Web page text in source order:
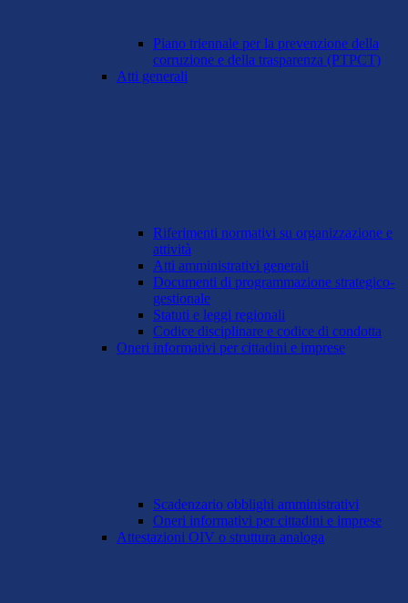
Piano triennale per la prevenzione della
corruzione e della trasparenza (PTPCT)
Atti generali
Riferimenti normativi su organizzazione e
attività
Atti amministrativi generali
Documenti di programmazione strategico-
gestionale
Statuti e leggi regionali
Codice disciplinare e codice di condotta
Oneri informativi per cittadini e imprese
Scadenzario obblighi amministrativi
Oneri informativi per cittadini e imprese
Attestazioni OIV o struttura analoga